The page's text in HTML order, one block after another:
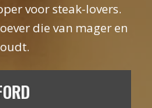
voor steak-lovers.
die van mager en